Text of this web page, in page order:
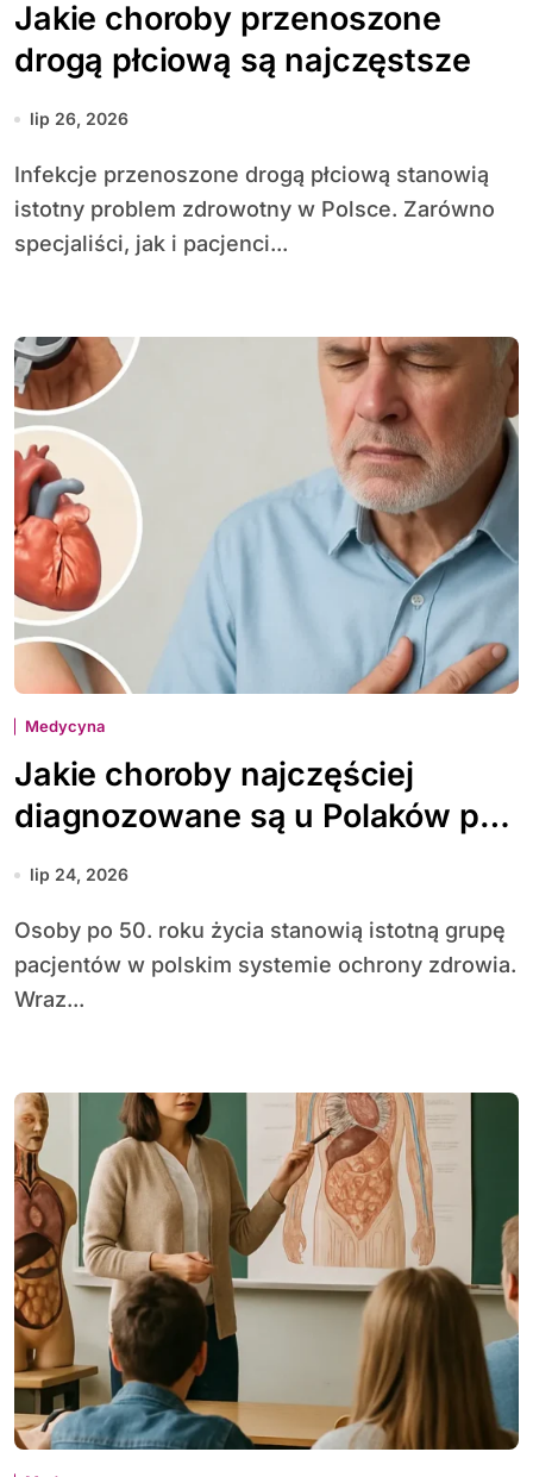
Jakie choroby przenoszone
drogą płciową są najczęstsze
lip 26, 2026
Infekcje przenoszone drogą płciową stanowią
istotny problem zdrowotny w Polsce. Zarówno
specjaliści, jak i pacjenci...
Medycyna
Jakie choroby najczęściej
diagnozowane są u Polaków po
50. roku życia
lip 24, 2026
Osoby po 50. roku życia stanowią istotną grupę
pacjentów w polskim systemie ochrony zdrowia.
Wraz...